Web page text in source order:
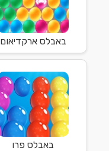
באבלס ארקדיאום
באבלס פרו